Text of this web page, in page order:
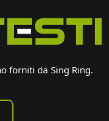
forniti da Sing Ring.